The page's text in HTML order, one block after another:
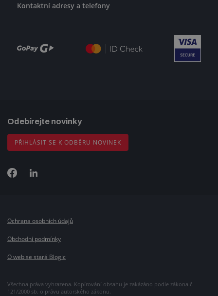
Kontaktní adresy a telefony
Odebírejte novinky
PŘIHLÁSIT SE K ODBĚRU NOVINEK
Všechna práva vyhrazena. Kopírování obsahu je zakázáno podle zákona č.
121/2000 sb. o právu autorského zákonu.
Ochrana osobních údajů
Obchodní podmínky
O web se stará Blogic